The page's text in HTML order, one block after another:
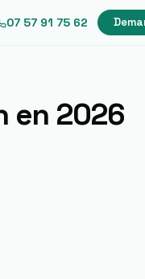
07 57 91 75 62
en 2026